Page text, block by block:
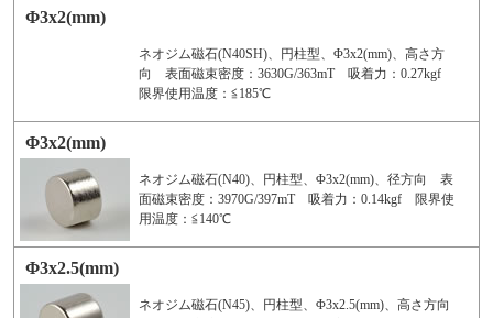
Φ3x2(mm)
ネオジム磁石(N40SH)、円柱型、Φ3x2(mm)、高さ方
向 表面磁束密度：3630G/363mT 吸着力：0.27kgf
限界使用温度：≦185℃
Φ3x2(mm)
ネオジム磁石(N40)、円柱型、Φ3x2(mm)、径方向 表
面磁束密度：3970G/397mT 吸着力：0.14kgf 限界使
用温度：≦140℃
Φ3x2.5(mm)
ネオジム磁石(N45)、円柱型、Φ3x2.5(mm)、高さ方向